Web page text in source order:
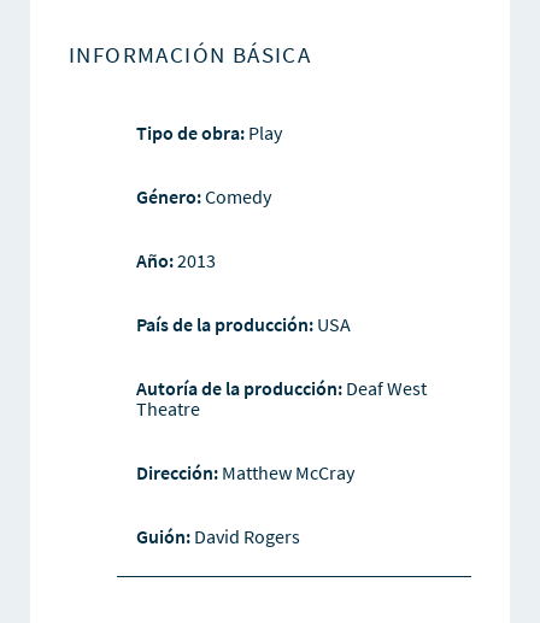
INFORMACIÓN BÁSICA
Tipo de obra:Play
Género:Comedy
Año:2013
País de la producción: USA
Autoría de la producción: Deaf West
Theatre
Dirección: Matthew McCray
Guión: David Rogers